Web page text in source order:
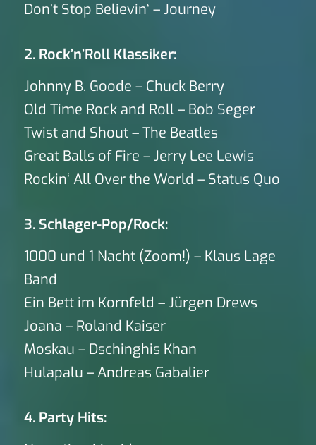
Don’t Stop Believin‘ – Journey
2. Rock’n’Roll Klassiker:
Johnny B. Goode – Chuck Berry
Old Time Rock and Roll – Bob Seger
Twist and Shout – The Beatles
Great Balls of Fire – Jerry Lee Lewis
Rockin‘ All Over the World – Status Quo
3. Schlager-Pop/Rock:
1000 und 1 Nacht (Zoom!) – Klaus Lage
Band
Ein Bett im Kornfeld – Jürgen Drews
Joana – Roland Kaiser
Moskau – Dschinghis Khan
Hulapalu – Andreas Gabalier
4. Party Hits: